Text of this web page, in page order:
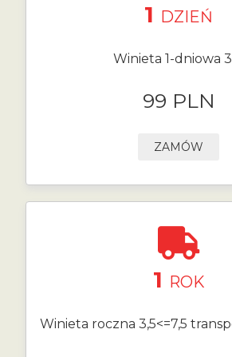
1 DZIEŃ
Winieta 1-dniowa
99 PLN
ZAMÓW
1 ROK
Winieta roczna 3,5<=7,5